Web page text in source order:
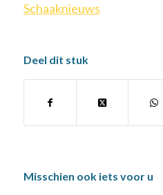
Schaaknieuws
Deel dit stuk
Misschien ook iets voor u